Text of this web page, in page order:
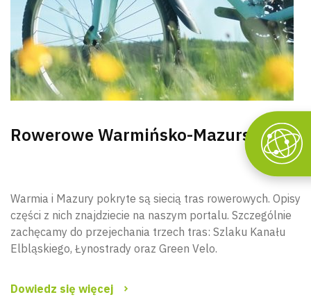
Rowerowe Warmińsko-Mazurskie
Warmia i Mazury pokryte są siecią tras rowerowych. Opisy
części z nich znajdziecie na naszym portalu. Szczególnie
zachęcamy do przejechania trzech tras: Szlaku Kanału
Elbląskiego, Łynostrady oraz Green Velo.
Dowiedz się więcej